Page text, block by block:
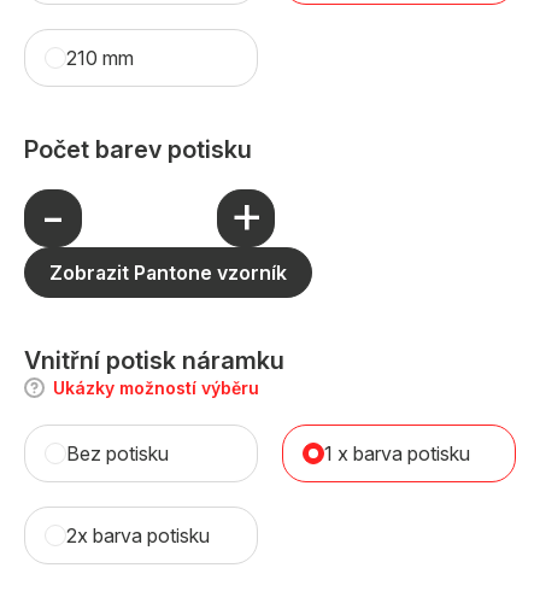
210 mm
Počet barev potisku
- +
Zobrazit Pantone vzorník
Vnitřní potisk náramku
Ukázky možností výběru
Bez potisku 1 x barva potisku
2x barva potisku